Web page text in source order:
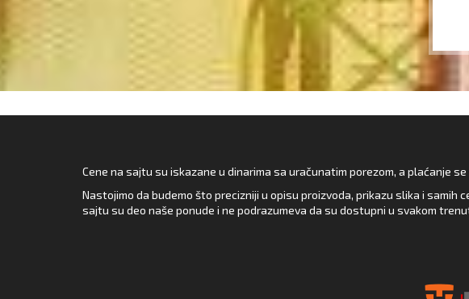
Cene na sajtu su iskazane u dinarima sa uračunatim porezom, a plaćanje
Nastojimo da budemo što precizniji u opisu proizvoda, prikazu slika i
sajtu su deo naše ponude i ne podrazumeva da su dostupni u svakom